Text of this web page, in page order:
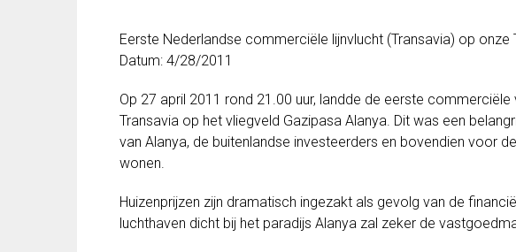
Eerste Nederlandse commerciële lijnvlucht (Transavia) op onze
Datum: 4/28/2011
Op 27 april 2011 rond 21.00 uur, landde de eerste commerciële
Transavia op het vliegveld Gazipasa Alanya. Dit was een
van Alanya, de buitenlandse investeerders en bovendien voor de
wonen.
Huizenprijzen zijn dramatisch ingezakt als gevolg van de
luchthaven dicht bij het ​​paradijs Alanya zal zeker de